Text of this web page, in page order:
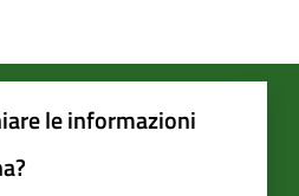
le informazioni